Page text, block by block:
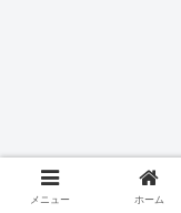
メニュー ホーム